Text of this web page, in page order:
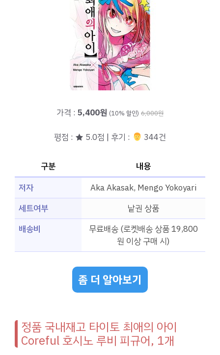
가격 : 5,400원 (10% 할인) 6,000원
평점 : ★ 5.0점 | 후기 : ‍‍ 344건
구분
내용
저자
Aka Akasak, Mengo Yokoyari
세트여부
낱권 상품
배송비
무료배송 (로켓배송 상품 19,800
원 이상 구매 시)
좀 더 알아보기
정품 국내재고 타이토 최애의 아이
Coreful 호시노 루비 피규어, 1개